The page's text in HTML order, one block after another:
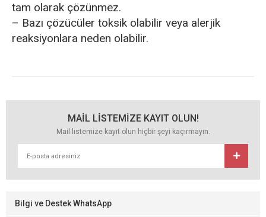
tam olarak çözünmez.
– Bazı çözücüler toksik olabilir veya alerjik
reaksiyonlara neden olabilir.
MAİL LİSTEMİZE KAYIT OLUN!
Mail listemize kayıt olun hiçbir şeyi kaçırmayın.
Bilgi ve Destek WhatsApp